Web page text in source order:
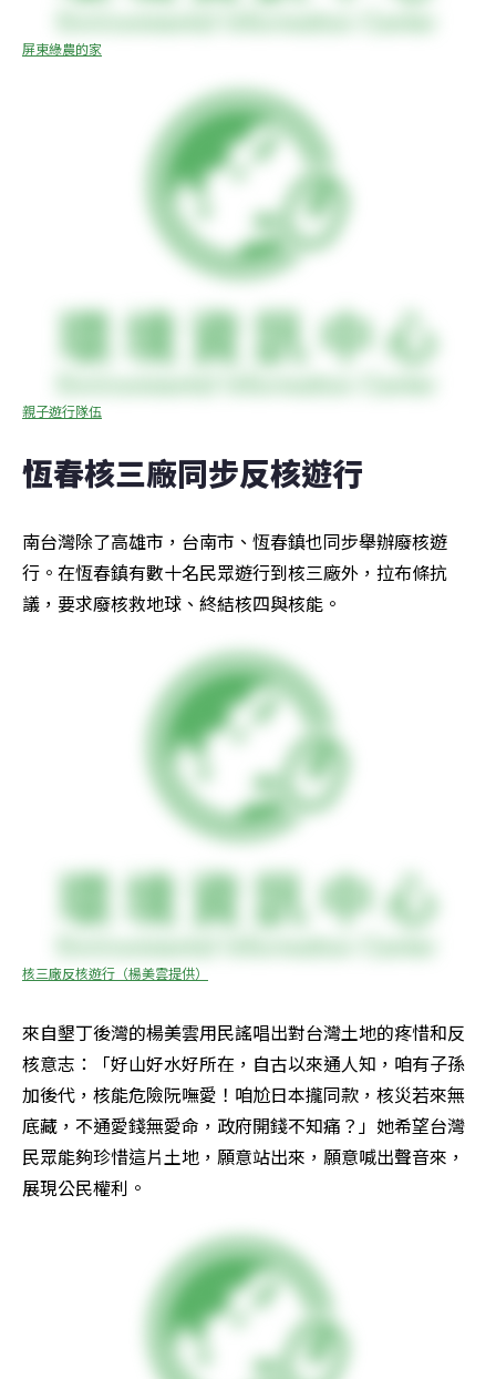
屏東綠農的家
親子遊行隊伍
恆春核三廠同步反核遊行
南台灣除了高雄市，台南市、恆春鎮也同步舉辦廢核遊
行。在恆春鎮有數十名民眾遊行到核三廠外，拉布條抗
議，要求廢核救地球、終結核四與核能。
核三廠反核遊行（楊美雲提供）
來自墾丁後灣的楊美雲用民謠唱出對台灣土地的疼惜和反
核意志：「好山好水好所在，自古以來通人知，咱有子孫
加後代，核能危險阮嘸愛！咱尬日本攏同款，核災若來無
底藏，不通愛錢無愛命，政府開錢不知痛？」她希望台灣
民眾能夠珍惜這片土地，願意站出來，願意喊出聲音來，
展現公民權利。